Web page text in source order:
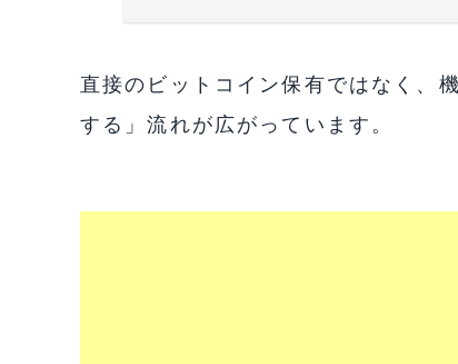
直接のビットコイン保有ではなく、
する」流れが広がっています。